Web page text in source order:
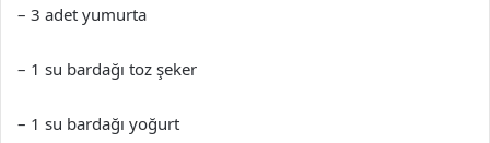
– 3 adet yumurta
– 1 su bardağı toz şeker
– 1 su bardağı yoğurt